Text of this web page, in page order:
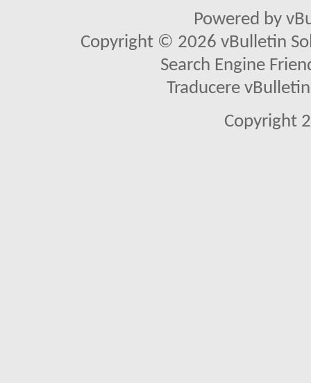
Powered by
Copyright © 2026 vBulletin
Search Engine
Traducere
Copyright